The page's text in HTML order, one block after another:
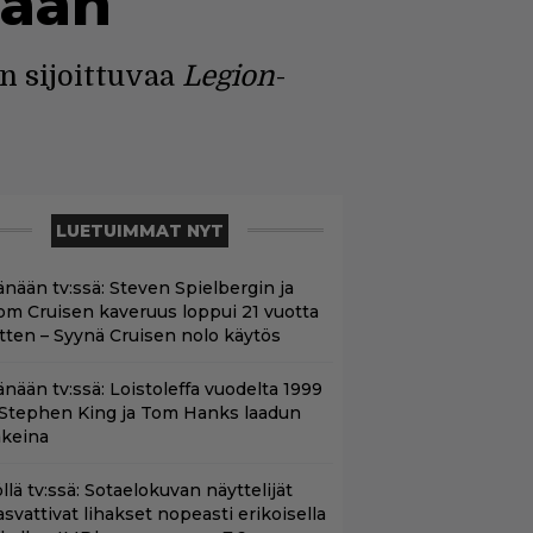
sijoittuvaa Legion-
LUETUIMMAT NYT
tv:ssä: Steven Spielbergin ja
Cruisen kaveruus loppui 21 vuotta
– Syynä Cruisen nolo käytös
tv:ssä: Loistoleffa vuodelta 1999
King ja Tom Hanks laadun
tv:ssä: Sotaelokuvan näyttelijät
lihakset nopeasti erikoisella